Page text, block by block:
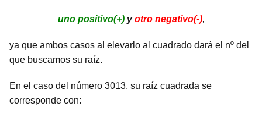
uno positivo(+)yotro negativo(-),
ya que ambos casos al elevarlo al cuadrado dará el nº del
que buscamos su raíz.
En el caso del número 3013, su raíz cuadrada se
corresponde con: